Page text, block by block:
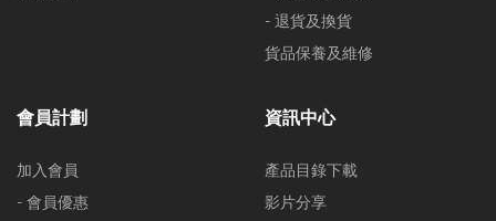
- 退貨及換貨
貨品保養及維修
會員計劃
加入會員
- 會員優惠
資訊中心
產品目錄下載
影片分享